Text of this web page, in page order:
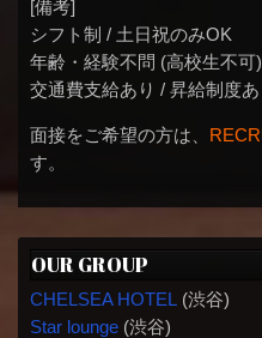
[備考]
シフト制 / 土日祝のみOK
年齢・経験不問 (高校生不可)
交通費支給あり / 昇給制度あ
面接をご希望の方は、
す。
OUR GROUP
CHELSEA HOTEL (渋谷)
Star lounge(渋谷)